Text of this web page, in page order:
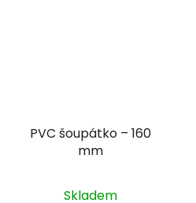
PVC šoupátko – 160
mm
Skladem